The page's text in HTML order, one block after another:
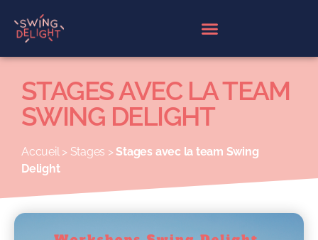
STAGES AVEC LA TEAM
SWING DELIGHT
Accueil> Stages >Stages avec la team Swing
Delight